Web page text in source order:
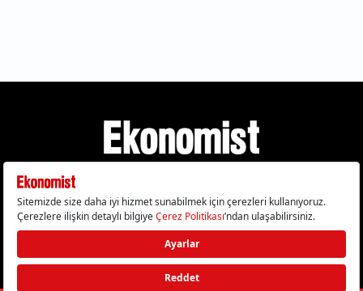
Gizlilik Politikası Çerez Politikası Çerezleri Sıfırla
KVKK Metni Künye İletişim